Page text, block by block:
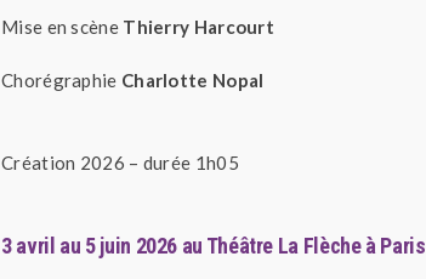
Mise en scène Thierry Harcourt
Chorégraphie Charlotte Nopal
Création 2026 – durée 1h05
3 avril au 5 juin 2026 au Théâtre La Flèche à Paris